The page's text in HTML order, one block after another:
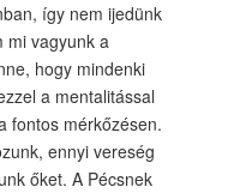
így nem ijedünk
mi vagyunk a
hogy mindenki
a mentalitással
fontos mérkőzésen.
ennyi vereség
őket. A Pécsnek